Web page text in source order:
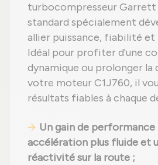
turbocompresseur Garrett
standard spécialement
allier puissance, fiabilité et
Idéal pour profiter d'une
dynamique ou prolonger la
votre moteur C1J760, il
résultats fiables à chaque
Un gain de performance
accélération plus fluide et
réactivité sur la route ;